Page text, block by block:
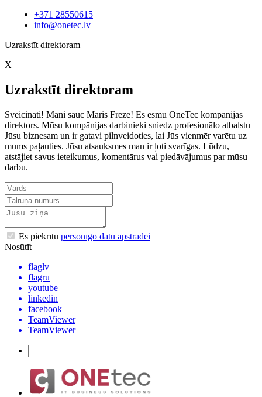
+371 28550615
info@onetec.lv
Uzrakstīt direktoram
X
Uzrakstīt direktoram
Sveicināti! Mani sauc Māris Freze! Es esmu OneTec kompānijas
direktors. Mūsu kompānijas darbinieki sniedz profesionālo atbalstu
Jūsu biznesam un ir gatavi pilnveidoties, lai Jūs vienmēr varētu uz
mums paļauties. Jūsu atsauksmes man ir ļoti svarīgas. Lūdzu,
atstājiet savus ieteikumus, komentārus vai piedāvājumus par mūsu
darbu.
Es piekrītu personīgo datu apstrādei
Nosūtīt
flaglv
flagru
youtube
linkedin
facebook
TeamViewer
TeamViewer